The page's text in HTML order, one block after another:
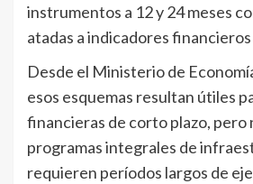
instrumentos a 12 y 24 meses
atadas a indicadores
Desde el Ministerio de
esos esquemas resultan útiles
financieras de corto plazo, pero
programas integrales de
requieren períodos largos de